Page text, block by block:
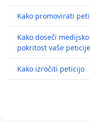
Kako promovirati
Kako doseči medijsko
pokritost vaše peticije
Kako izročiti peticijo